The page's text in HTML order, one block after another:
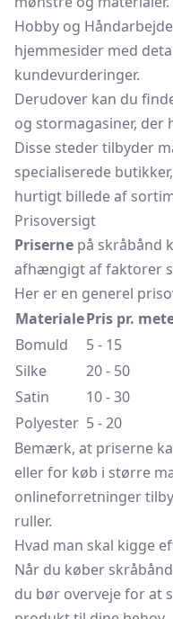
Hobby og
hjemmesider med
kundevurderinger.
Derudover kan du
og stormagasiner, der
Disse steder tilbyder
specialiserede
hurtigt billede af
Prisoversigt
Priserne på skråbånd
afhængigt af faktorer
Her er en generel
MaterialePris pr.
Bomuld
5 - 15
Silke
20 - 50
Satin
10 - 30
Polyester 5 - 20
Bemærk, at priserne
eller for køb i større
onlineforretninger
ruller.
Hvad man skal kigge
Når du køber
du bør overveje for at